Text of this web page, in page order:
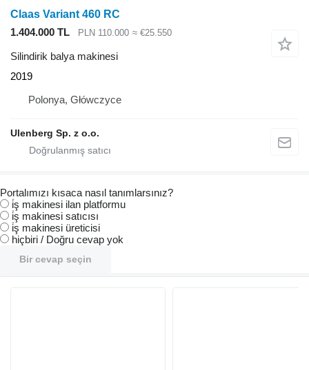
Claas Variant 460 RC
1.404.000 TL
PLN 110.000 ≈ €25.550
Silindirik balya makinesi
2019
Polonya, Główczyce
Ulenberg Sp. z o.o.
Portalımızı kısaca nasıl tanımlarsınız?
i̇ş makinesi ilan platformu
i̇ş makinesi satıcısı
i̇ş makinesi üreticisi
hiçbiri / Doğru cevap yok
Bir cevap seçin